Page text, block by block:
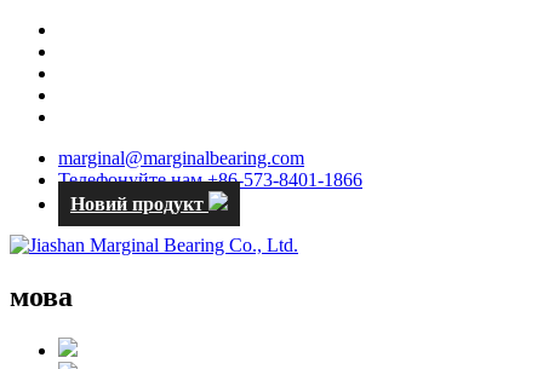
marginal@marginalbearing.com
Телефонуйте нам +86-573-8401-1866
Новий продукт
мова